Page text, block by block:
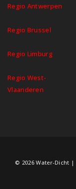
Regio Antwerpen
Regio Brussel
Regio Limburg
Regio West-
Vlaanderen
© 2026 Water-Dicht |